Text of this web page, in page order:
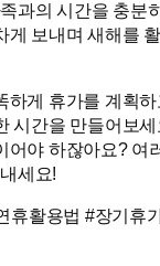
과의 시간을 충분
게 보내며 새해를
하게 휴가를 계획
시간을 만들어보
어야 하잖아요? 여
세요!
휴활용법 #장기휴